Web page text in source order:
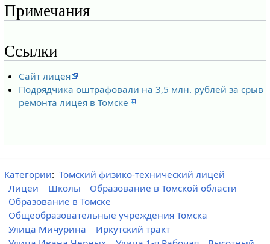
Примечания
Ссылки
Сайт лицея
Подрядчика оштрафовали на 3,5 млн. рублей за срыв
ремонта лицея в Томске
Категории: Томский физико-технический лицей
Лицеи
Школы
Образование в Томской области
Образование в Томске
Общеобразовательные учреждения Томска
Улица Мичурина
Иркутский тракт